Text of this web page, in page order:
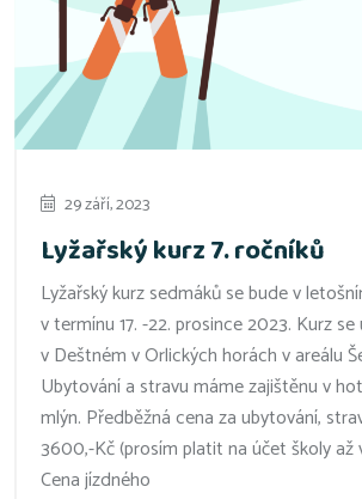
29 září, 2023
Lyžařský kurz 7. ročníků
Lyžařský kurz sedmáků se bude v
v termínu 17. -22. prosince 2023. Kurz
v Deštném v Orlických horách v areálu
Ubytování a stravu máme zajištěnu v
mlýn. Předběžná cena za ubytování,
3600,-Kč (prosím platit na účet školy až
Cena jízdného